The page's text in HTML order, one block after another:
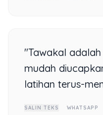
"Tawakal
mudah
latihan terus-
SALIN TEKS WHATSAPP